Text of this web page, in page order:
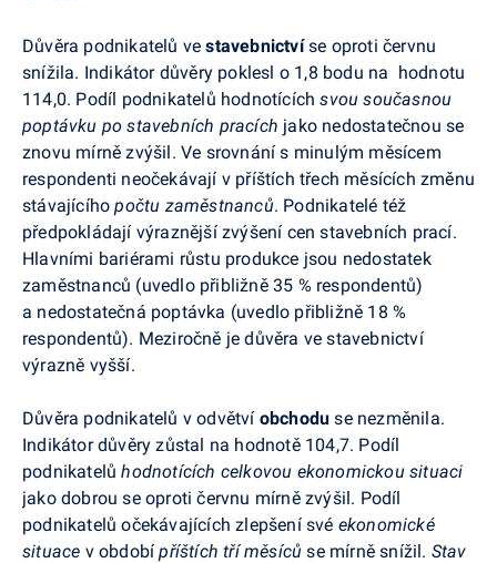
Důvěra podnikatelů vestavebnictvíse oproti červnu
snížila. Indikátor důvěry poklesl o 1,8 bodu na hodnotu
114,0. Podíl podnikatelů hodnotícíchsvou současnou
poptávku po stavebních pracích jako nedostatečnou se
znovu mírně zvýšil. Ve srovnání s minulým měsícem
respondenti neočekávají v příštích třech měsících změnu
stávajícíhopočtu zaměstnanců. Podnikatelé též
předpokládají výraznější zvýšení cen stavebních prací.
Hlavními bariérami růstu produkce jsou nedostatek
zaměstnanců (uvedlo přibližně 35 % respondentů)
a nedostatečná poptávka (uvedlo přibližně 18 %
respondentů). Meziročně je důvěra ve stavebnictví
výrazně vyšší.
Důvěra podnikatelů v odvětví obchoduse nezměnila.
Indikátor důvěry zůstal na hodnotě 104,7. Podíl
podnikatelůhodnotících celkovou ekonomickou situaci
jako dobrou se oproti červnu mírně zvýšil. Podíl
podnikatelů očekávajících zlepšení své ekonomické
situace v obdobípříštích tří měsíců se mírně snížil. Stav